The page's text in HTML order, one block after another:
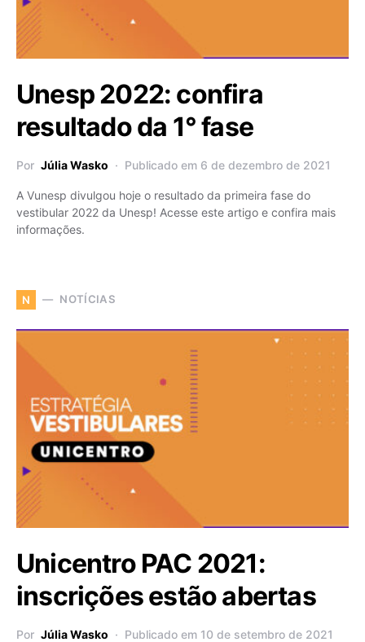
Unesp 2022: confira
resultado da 1° fase
Por Júlia Wasko Publicado em 6 de dezembro de 2021
A Vunesp divulgou hoje o resultado da primeira fase do
vestibular 2022 da Unesp! Acesse este artigo e confira mais
informações.
N NOTÍCIAS
Unicentro PAC 2021:
inscrições estão abertas
Por Júlia Wasko Publicado em 10 de setembro de 2021